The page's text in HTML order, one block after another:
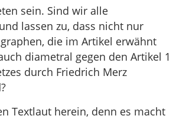
sein. Sind wir alle
lassen zu, dass nicht nur
die im Artikel erwähnt
diametral gegen den Artikel 1
durch Friedrich Merz
Textlaut herein, denn es macht